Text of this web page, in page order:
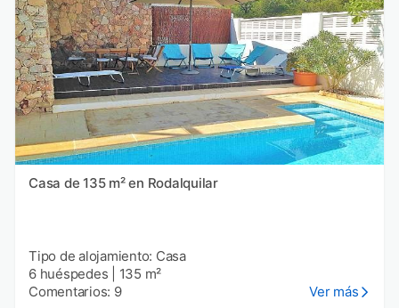
Casa de 135 m² en Rodalquilar
Tipo de alojamiento: Casa
6 huéspedes
135 m²
Comentarios: 9
Ver más